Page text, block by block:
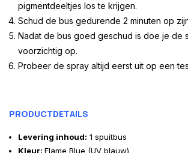
pigmentdeeltjes los te krijgen.
Schud de bus gedurende 2 minuten op
Nadat de bus goed geschud is doe je de
voorzichtig op.
Probeer de spray altijd eerst uit op een
PRODUCTDETAILS
Levering inhoud: 1 spuitbus
Kleur: Flame Blue (UV blauw)